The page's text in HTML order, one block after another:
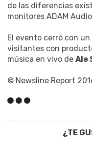
de las diferencias
monitores ADAM
El evento cerró con
visitantes con
música en vivo de Ale
© Newsline Report
¿TE